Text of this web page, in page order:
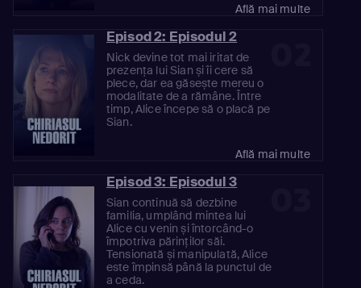
Află mai multe
Episod 2: Episodul 2
Nick devine tot mai iritat de
prezența lui Sian și îi cere să
plece, dar ea găsește mereu o
modalitate de a rămâne. Între
timp, Alice începe să o placă pe
Sian.
Află mai multe
Episod 3: Episodul 3
Sian continuă să dezbine
familia, umplând mintea lui
Alice cu venin și întorcând-o
împotriva părinților săi.
Tensionată și manipulată, Alice
este împinsă până la punctul de
a ceda.